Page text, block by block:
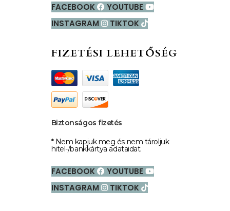
FACEBOOK
YOUTUBE
INSTAGRAM
TIKTOK
FIZETÉSI LEHETŐSÉG
Biztonságos fizetés
* Nem kapjuk meg és nem tároljuk
hitel-/bankkártya adataidat.
FACEBOOK
YOUTUBE
INSTAGRAM
TIKTOK